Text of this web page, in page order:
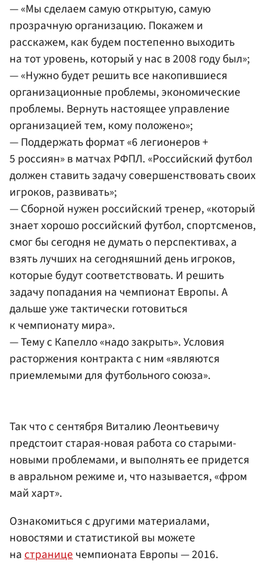
— «Мы сделаем самую открытую, самую
прозрачную организацию. Покажем и
расскажем, как будем постепенно выходить
на тот уровень, который у нас в 2008 году был»;
— «Нужно будет решить все накопившиеся
организационные проблемы, экономические
проблемы. Вернуть настоящее управление
организацией тем, кому положено»;
— Поддержать формат «6 легионеров +
5 россиян» в матчах РФПЛ. «Российский футбол
должен ставить задачу совершенствовать своих
игроков, развивать»;
— Сборной нужен российский тренер, «который
знает хорошо российский футбол, спортсменов,
смог бы сегодня не думать о перспективах, а
взять лучших на сегодняшний день игроков,
которые будут соответствовать. И решить
задачу попадания на чемпионат Европы. А
дальше уже тактически готовиться
к чемпионату мира».
— Тему с Капелло «надо закрыть». Условия
расторжения контракта с ним «являются
приемлемыми для футбольного союза».
Так что с сентября Виталию Леонтьевичу
предстоит старая-новая работа со старыми-
новыми проблемами, и выполнять ее придется
в авральном режиме и, что называется, «фром
май харт».
Ознакомиться с другими материалами,
новостями и статистикой вы можете
настраницечемпионата Европы — 2016.